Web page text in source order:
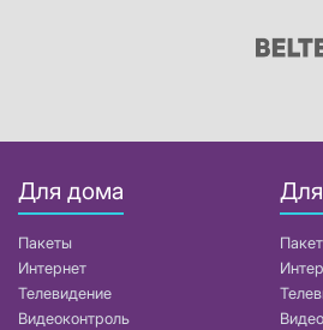
Для дома
Пакеты
Интернет
Телевидение
Видеоконтроль